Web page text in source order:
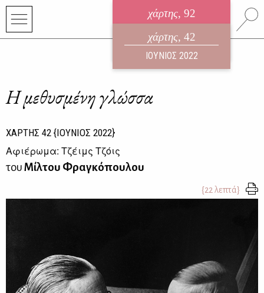
χάρτης, 92
ηλεκτρονικό περιοδικό
ΑΥΓΟΥΣΤΟΣ 2026
χάρτης, 42
ΙΟΥΝΙΟΣ 2022
Η μεθυσμένη γλώσσα
ΧΑΡΤΗΣ 42 {ΙΟΥΝΙΟΣ 2022}
Αφιέρωμα: Τζέιμς Τζόις
τουΜίλτου Φραγκόπουλου
{22 λεπτά}